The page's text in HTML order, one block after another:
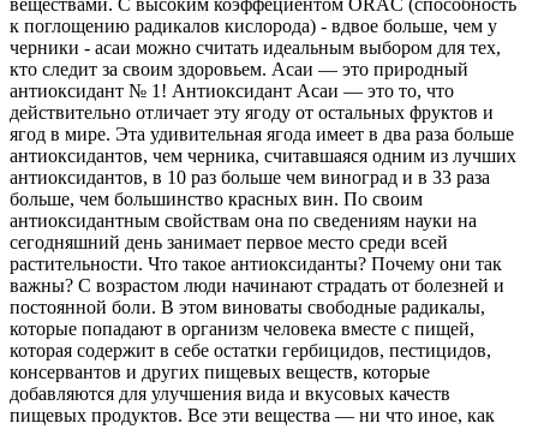
веществами. С высоким коэффециентом ORAC (способность
к поглощению радикалов кислорода) - вдвое больше, чем у
черники - асаи можно считать идеальным выбором для тех,
кто следит за своим здоровьем. Асаи — это природный
антиоксидант № 1! Антиоксидант Асаи — это то, что
действительно отличает эту ягоду от остальных фруктов и
ягод в мире. Эта удивительная ягода имеет в два раза больше
антиоксидантов, чем черника, считавшаяся одним из лучших
антиоксидантов, в 10 раз больше чем виноград и в 33 раза
больше, чем большинство красных вин. По своим
антиоксидантным свойствам она по сведениям науки на
сегодняшний день занимает первое место среди всей
растительности. Что такое антиоксиданты? Почему они так
важны? С возрастом люди начинают страдать от болезней и
постоянной боли. В этом виноваты свободные радикалы,
которые попадают в организм человека вместе с пищей,
которая содержит в себе остатки гербицидов, пестицидов,
консервантов и других пищевых веществ, которые
добавляются для улучшения вида и вкусовых качеств
пищевых продуктов. Все эти вещества — ни что иное, как